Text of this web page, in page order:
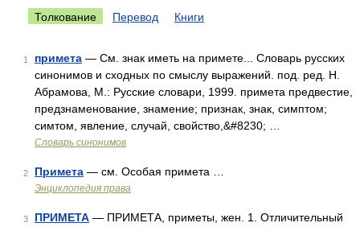
Толкование Перевод Книги
1 примета — См. знак иметь на примете... Словарь русских
синонимов и сходных по смыслу выражений. под. ред. Н.
Абрамова, М.: Русские словари, 1999. примета предвестие,
предзнаменование, знамение; признак, знак, симптом;
симтом, явление, случай, свойство,&#8230; …
Словарь синонимов
2 Примета — см. Особая примета …
Энциклопедия права
3 ПРИМЕТА — ПРИМЕТА, приметы, жен. 1. Отличительный